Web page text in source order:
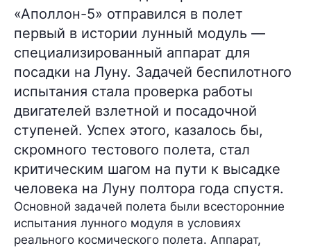
«Аполлон-5» отправился в полет
первый в истории лунный модуль —
специализированный аппарат для
посадки на Луну. Задачей беспилотного
испытания стала проверка работы
двигателей взлетной и посадочной
ступеней. Успех этого, казалось бы,
скромного тестового полета, стал
критическим шагом на пути к высадке
человека на Луну полтора года спустя.
Основной задачей полета были всесторонние
испытания лунного модуля в условиях
реального космического полета. Аппарат,